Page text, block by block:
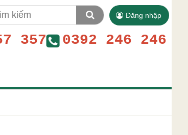
Đăng nhập
357 0392 246 246